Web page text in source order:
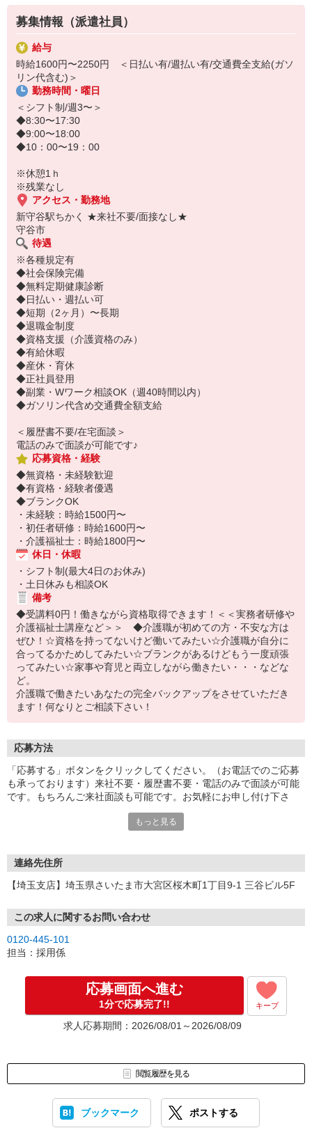
・患者さんに合わせた生活介助
・医療器具の片づけや消毒 など
※サポートがメインのため医療行為なし
医療現場では研修制度が充実しているため
1つ1つの業務をしっかり身につけられ、
安定して長く働くことができます☆
まずはお気軽にご応募ください♪
募集情報（派遣社員）
給与
時給1600円〜2250円 ＜日払い有/週払い有/交通費全支給(ガソ
リン代含む)＞
勤務時間・曜日
＜シフト制/週3〜＞
◆8:30〜17:30
◆9:00〜18:00
◆10：00〜19：00
※休憩1ｈ
※残業なし
アクセス・勤務地
新守谷駅ちかく ★来社不要/面接なし★
守谷市
待遇
※各種規定有
◆社会保険完備
◆無料定期健康診断
◆日払い・週払い可
◆短期（2ヶ月）〜長期
◆退職金制度
◆資格支援（介護資格のみ）
◆有給休暇
◆産休・育休
◆正社員登用
◆副業・Wワーク相談OK（週40時間以内）
◆ガソリン代含め交通費全額支給
＜履歴書不要/在宅面談＞
電話のみで面談が可能です♪
応募資格・経験
◆無資格・未経験歓迎
◆有資格・経験者優遇
◆ブランクOK
・未経験：時給1500円〜
・初任者研修：時給1600円〜
・介護福祉士：時給1800円〜
休日・休暇
・シフト制(最大4日のお休み)
・土日休みも相談OK
備考
◆受講料0円！働きながら資格取得できます！＜＜実務者研修や
介護福祉士講座など＞＞ ◆介護職が初めての方・不安な方は
ぜひ！☆資格を持ってないけど働いてみたい☆介護職が自分に
合ってるかためしてみたい☆ブランクがあるけどもう一度頑張
ってみたい☆家事や育児と両立しながら働きたい・・・などな
ど。
介護職で働きたいあなたの完全バックアップをさせていただき
ます！何なりとご相談下さい！
応募方法
「応募する」ボタンをクリックしてください。（お電話でのご応募
も承っております）来社不要・履歴書不要・電話のみで面談が可能
です。もちろんご来社面談も可能です。お気軽にお申し付け下さ
もっと見る
連絡先住所
【埼玉支店】埼玉県さいたま市大宮区桜木町1丁目9-1 三谷ビル5F
この求人に関するお問い合わせ
0120-445-101
担当：採用係
応募画面へ進む
1分で応募完了!! キープ
求人応募期間：2026/08/01～2026/08/09
閲覧履歴を見る
ブックマーク ポストする